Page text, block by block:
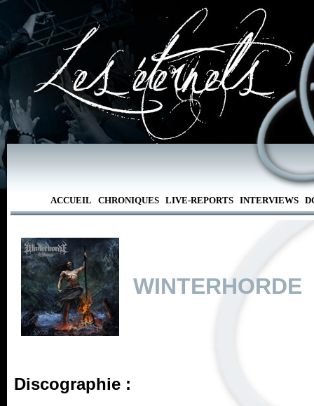
ACCUEIL CHRONIQUES LIVE-REPORTS INTERVIEWS
WINTERHORDE
Discographie :